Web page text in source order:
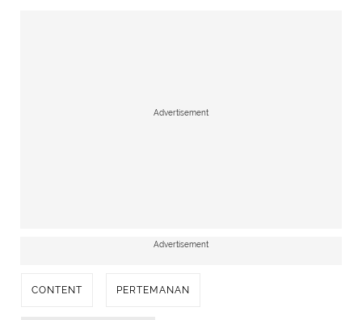
Advertisement
Advertisement
CONTENT PERTEMANAN